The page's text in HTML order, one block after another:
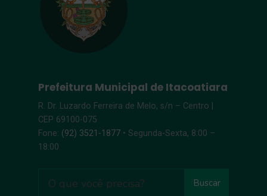
Prefeitura Municipal de Itacoatiara
R. Dr. Luzardo Ferreira de Melo, s/n – Centro |
CEP 69100-075
Fone: (92) 3521-1877 • Segunda-Sexta, 8:00 –
18:00
Buscar